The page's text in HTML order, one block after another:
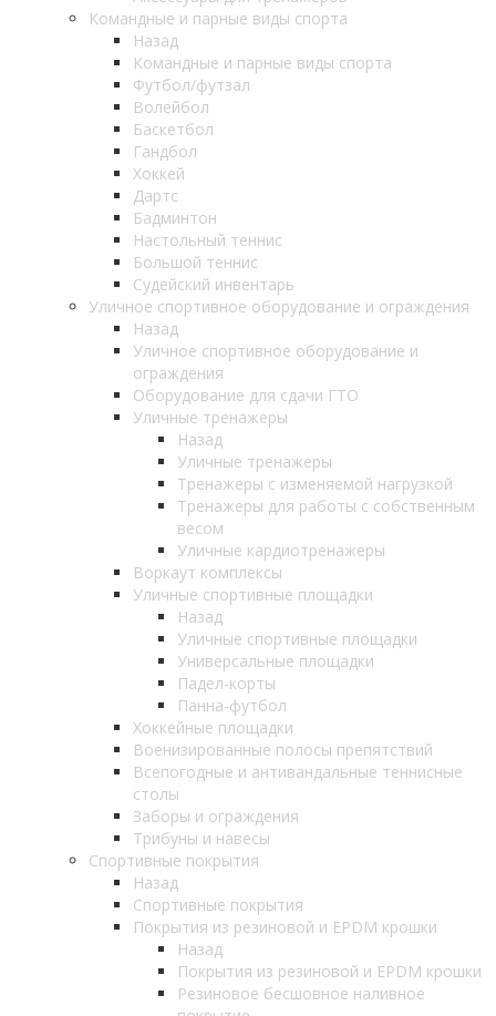
Командные и парные виды спорта
Назад
Командные и парные виды спорта
Футбол/футзал
Волейбол
Баскетбол
Гандбол
Хоккей
Дартс
Бадминтон
Настольный теннис
Большой теннис
Судейский инвентарь
Уличное спортивное оборудование и ограждения
Назад
Уличное спортивное оборудование и
ограждения
Оборудование для сдачи ГТО
Уличные тренажеры
Назад
Уличные тренажеры
Тренажеры с изменяемой нагрузкой
Тренажеры для работы с собственным
весом
Уличные кардиотренажеры
Воркаут комплексы
Уличные спортивные площадки
Назад
Уличные спортивные площадки
Универсальные площадки
Падел-корты
Панна-футбол
Хоккейные площадки
Военизированные полосы препятствий
Всепогодные и антивандальные теннисные
столы
Заборы и ограждения
Трибуны и навесы
Спортивные покрытия
Назад
Спортивные покрытия
Покрытия из резиновой и EPDM крошки
Назад
Покрытия из резиновой и EPDM крошки
Резиновое бесшовное наливное